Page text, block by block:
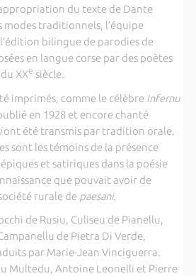
du texte de Dante
modes traditionnels, l’équipe
bilingue de parodies de
en langue corse par des poètes
XXe siècle.
imprimés, comme le célèbre Infernu
en 1928 et encore chanté
ont été transmis par tradition orale.
sont les témoins de la présence
et satiriques dans la poésie
que pouvait avoir de
rurale de paesani.
de Rusiu, Culiseu de Pianellu,
de Pietra Di Verde,
par Marie-Jean Vinciguerra.
Multedu, Antoine Leonelli et Pierre